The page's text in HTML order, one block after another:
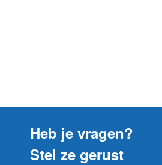
Heb je vragen?
Stel ze gerust